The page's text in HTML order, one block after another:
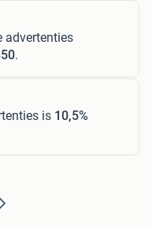
advertenties
.
is 10,5%